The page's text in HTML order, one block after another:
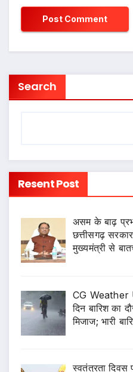
Search
Resent Post
असम के बाढ़
छत्तीसगढ़
मुख्यमंत्री से
CG Weather
दिन बारिश का
मिजाज; भारी
स्वतंत्रता दिवस